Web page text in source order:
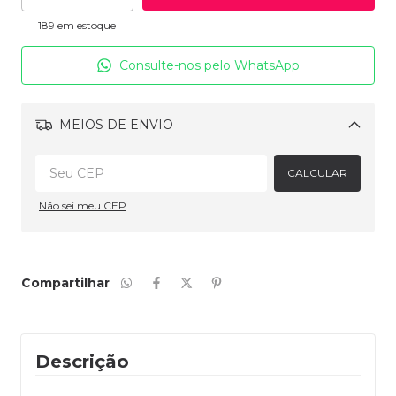
189 em estoque
Consulte-nos pelo WhatsApp
MEIOS DE ENVIO
Alterar CEP
CALCULAR
Não sei meu CEP
Compartilhar
Descrição